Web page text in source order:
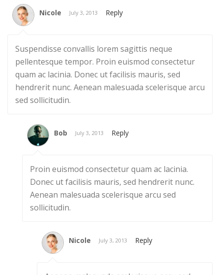
Nicole July 3, 2013 Reply
Suspendisse convallis lorem sagittis neque
pellentesque tempor. Proin euismod consectetur
quam ac lacinia. Donec ut facilisis mauris, sed
hendrerit nunc. Aenean malesuada scelerisque arcu
sed sollicitudin.
Bob July 3, 2013 Reply
Proin euismod consectetur quam ac lacinia.
Donec ut facilisis mauris, sed hendrerit nunc.
Aenean malesuada scelerisque arcu sed
sollicitudin.
Nicole July 3, 2013 Reply